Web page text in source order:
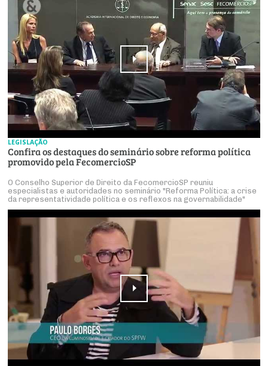
LEGISLAÇÃO
Confira os destaques do seminário sobre reforma política
promovido pela FecomercioSP
O Conselho Superior de Direito da FecomercioSP reuniu
especialistas e autoridades no seminário "Reforma Política: a crise
da representatividade política e os reflexos na governabilidade"